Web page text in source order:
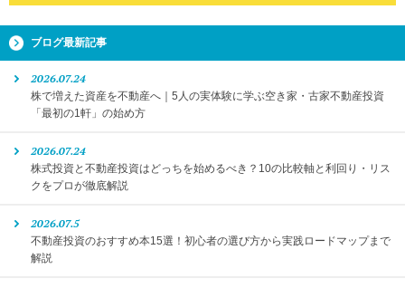
ブログ最新記事
2026.07.24
株で増えた資産を不動産へ｜5人の実体験に学ぶ空き家・古家不動産投資
「最初の1軒」の始め方
2026.07.24
株式投資と不動産投資はどっちを始めるべき？10の比較軸と利回り・リス
クをプロが徹底解説
2026.07.5
不動産投資のおすすめ本15選！初心者の選び方から実践ロードマップまで
解説